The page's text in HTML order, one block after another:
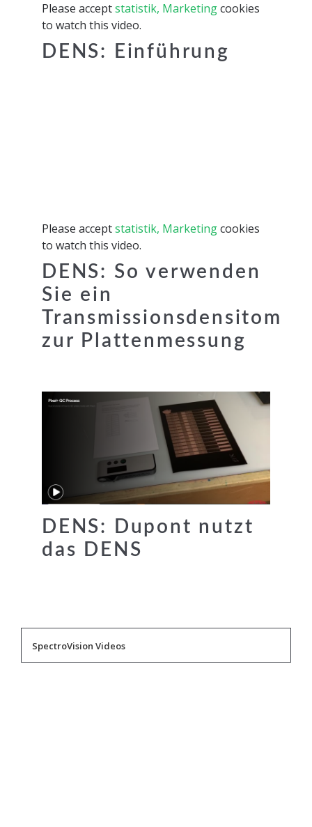
Please acceptstatistik, Marketingcookies
to watch this video.
DENS: Einführung
Please acceptstatistik, Marketingcookies
to watch this video.
DENS: So verwenden
Sie ein
zur Plattenmessung
DENS: Dupont nutzt
das DENS
SpectroVision Videos